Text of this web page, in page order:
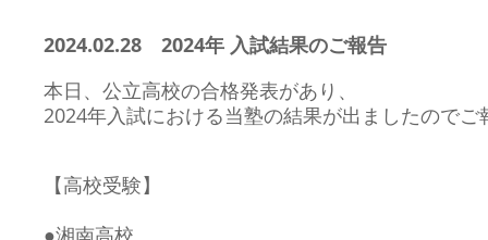
2024.02.28 2024年 入試結果のご報告
本日、公立高校の合格発表があり、
2024年入試における当塾の結果が出ましたのでご
【高校受験】
●湘南高校